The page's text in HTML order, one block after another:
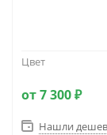
Цвет
от7 300 ₽
Нашли